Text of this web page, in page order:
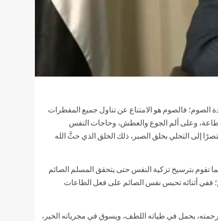
الصوم؛ فالصوم هو الامتناع عن تناول جميع المفطرات
وعلى ألم الجوع والعطش، وحاجات النفس
إلى التحلي بخلق الصبر، ذلك الخلق الذي حثَّ الله
تقوم بترسيخ تزكية النفس حتى يتحقق المسلم الصائم
ففي أثنائه تحبس نفس الصائم على فعل الطاعات
ورحمته، يحمل في طياته اللطف، ويسوق في مجرياته الخير،